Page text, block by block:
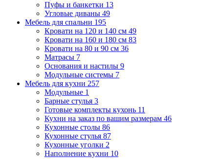
Пуфы и банкетки 13
Угловые диваны 49
Мебель для спальни 195
Кровати на 120 и 140 см 49
Кровати на 160 и 180 см 83
Кровати на 80 и 90 см 36
Матрасы 7
Основания и настилы 9
Модульные системы 7
Мебель для кухни 257
Модульные 1
Барные стулья 3
Готовые комплекты кухонь 11
Кухни на заказ по вашим размерам 46
Кухонные столы 86
Кухонные стулья 87
Кухонные уголки 2
Наполнение кухни 10